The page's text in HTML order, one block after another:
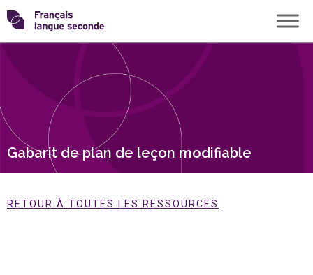
Skip
to
content
Transformons
langue
Gabarit de plan de leçon modifiable
RETOUR À TOUTES LES RESSOURCES